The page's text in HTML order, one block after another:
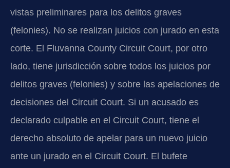
vistas preliminares para los delitos graves
(felonies). No se realizan juicios con jurado en esta
corte. El Fluvanna County Circuit Court, por otro
lado, tiene jurisdicción sobre todos los juicios por
delitos graves (felonies) y sobre las apelaciones de
decisiones del Circuit Court. Si un acusado es
declarado culpable en el Circuit Court, tiene el
derecho absoluto de apelar para un nuevo juicio
ante un jurado en el Circuit Court. El bufete